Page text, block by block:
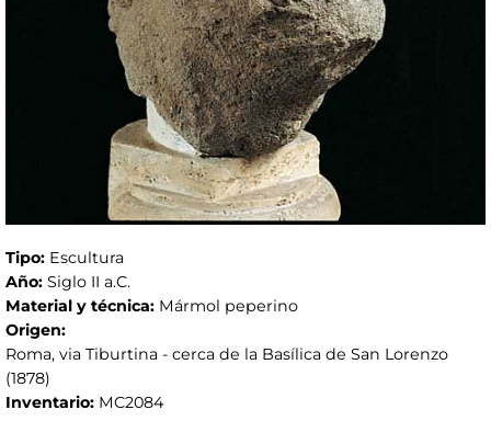
Tipo: Escultura
Año: Siglo II a.C.
Material y técnica: Mármol peperino
Origen:
Roma, via Tiburtina - cerca de la Basílica de San Lorenzo
(1878)
Inventario: MC2084